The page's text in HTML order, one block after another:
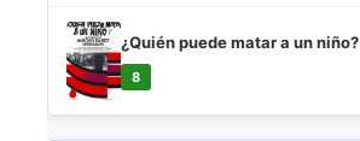
¿Quién puede matar a un niño?
8